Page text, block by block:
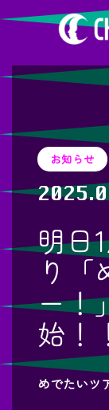
お知らせ
明日
り
ー！
始！
めでたいツ